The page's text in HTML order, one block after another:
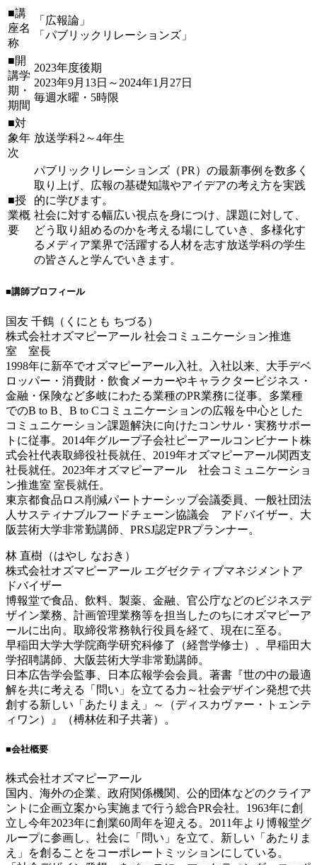
■講
座名
称
「広報論」
「パブリックリレーションズ」
■開
講学
期・
期間
2023年度後期
2023年9月13日～2024年1月27日
毎週水曜・5時限
■対
象年
次
放送学科2～4年生
■授
業概
要
パブリックリレーションズ（PR）の最新事例を数多く
取り上げ、広報の基礎知識やアイデアの考え方を実践
的に学びます。
社会に対する幅広い視点を身につけ、課題に対して、
どう取り組めるのかを考える場にしていき、多様化す
るメディア業界で活躍する人材を志す放送学科の学生
の皆さんと学んでいきます。
■講師プロフィール
国友 千鶴（くにとも ちづる）
株式会社オズマピーアール 社会コミュニケーション推進
室 室長
1998年に新卒でオズマピーアール入社。入社以来、大手デベ
ロッパー・消費財・飲食メーカーやキャラクター​ビジネス・
金融・保険など多岐にわたる業種のPR業務に従事。多業種
でのB to B、B to Cコミュニケーションの​広報を中心とした
コミュニケーション課題解決に向けたコンサル・実務サポー
トに従事。2014年グループ子会社​ピーアールコンビナート株
式会社代表取締役社長就任、2019年オズマピーアール関西支
社長就任。2023年​オズマピーアール 社会コミュニケーショ
ン推進室 室長就任。​
東京都食品ロス削減パートナーシップ会議委員、一般社団法
人サスティナブルフードチェーン協議会 アドバイザー、大
阪芸術大学非常勤講師、PRSJ認定PRプランナー。
林 直樹（はやし なおき）
株式会社オズマピーアール エグゼクティブマネジメントア
ドバイザー
博報堂で食品、飲料、製薬、金融、官公庁などのビジネスデ
ザイン業務、計画管理業務等を担当したのちにオズマピーア
ールに出向。取締役常務執行役員を経て、現在に至る。
早稲田大学大学院商学研究科修了（経営学修士）、早稲田大
学招聘講師、大阪芸術大学非常勤講師。
日本広告学会監事、日本広報学会会員。著書『世の中の最適
解を共に考える「問い」を立てる力～社会デザイン発想で共
創する新しい「あたりまえ」～（ディスカヴァー・トェンテ
ィワン）』（榑林佐和子共著）。
■会社概要
株式会社オズマピーアール
国内、海外の企業、政府関係機関、公的団体などのクライア
ントに企画立案から実施まで行う総合PR会社。1963年に創
立し今年2023年に創業60周年を迎える。2011年より博報堂グ
ループに参画し、社会に「問い」を立て、新しい「あたりま
え」を創ることをコーポレートミッションにしている。